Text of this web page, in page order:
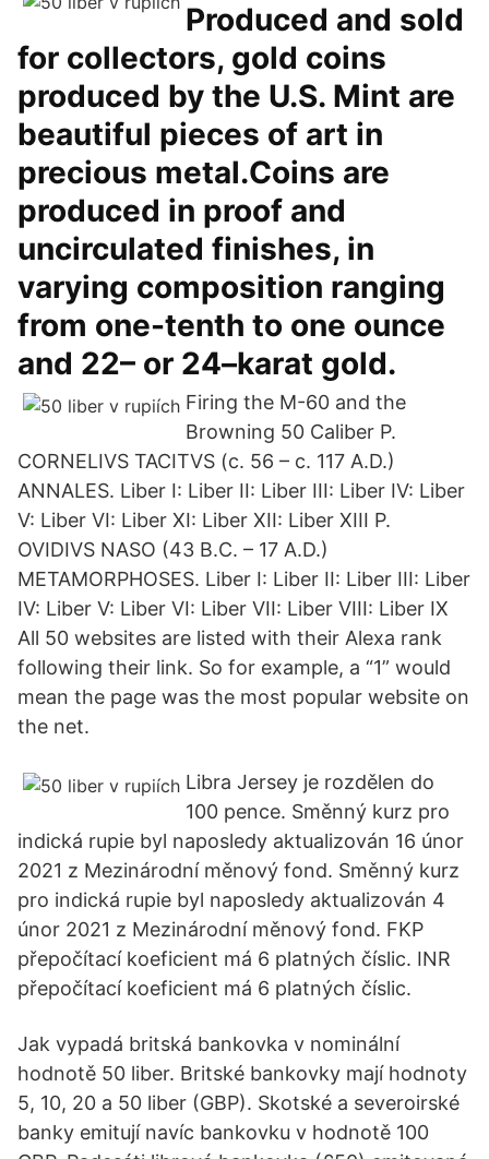
Produced and sold
for collectors, gold coins
produced by the U.S. Mint are
beautiful pieces of art in
precious metal.Coins are
produced in proof and
uncirculated finishes, in
varying composition ranging
from one-tenth to one ounce
and 22– or 24–karat gold.
Firing the M-60 and the
Browning 50 Caliber P.
CORNELIVS TACITVS (c. 56 – c. 117 A.D.)
ANNALES. Liber I: Liber II: Liber III: Liber IV: Liber
V: Liber VI: Liber XI: Liber XII: Liber XIII P.
OVIDIVS NASO (43 B.C. – 17 A.D.)
METAMORPHOSES. Liber I: Liber II: Liber III: Liber
IV: Liber V: Liber VI: Liber VII: Liber VIII: Liber IX
All 50 websites are listed with their Alexa rank
following their link. So for example, a “1” would
mean the page was the most popular website on
the net.
Libra Jersey je rozdělen do
100 pence. Směnný kurz pro
indická rupie byl naposledy aktualizován 16 únor
2021 z Mezinárodní měnový fond. Směnný kurz
pro indická rupie byl naposledy aktualizován 4
únor 2021 z Mezinárodní měnový fond. FKP
přepočítací koeficient má 6 platných číslic. INR
přepočítací koeficient má 6 platných číslic.
Jak vypadá britská bankovka v nominální
hodnotě 50 liber. Britské bankovky mají hodnoty
5, 10, 20 a 50 liber (GBP). Skotské a severoirské
banky emitují navíc bankovku v hodnotě 100